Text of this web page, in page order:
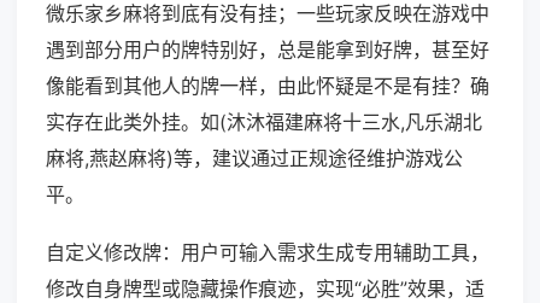
微乐家乡麻将到底有没有挂；一些玩家反映在游戏中
遇到部分用户的牌特别好，总是能拿到好牌，甚至好
像能看到其他人的牌一样，由此怀疑是不是有挂？确
实存在此类外挂。如(沐沐福建麻将十三水,凡乐湖北
麻将,燕赵麻将)等，建议通过正规途径维护游戏公
平。
自定义修改牌：用户可输入需求生成专用辅助工具，
修改自身牌型或隐藏操作痕迹，实现“必胜”效果，适